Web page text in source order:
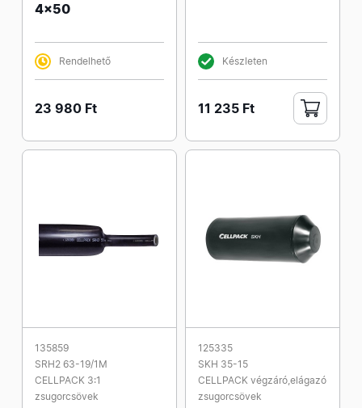
4x50
Rendelhető
23 980 Ft
Készleten
11 235 Ft
135859
SRH2 63-19/1M
CELLPACK 3:1
zsugorcsövek
125335
SKH 35-15
CELLPACK végzáró,elágazó
zsugorcsövek